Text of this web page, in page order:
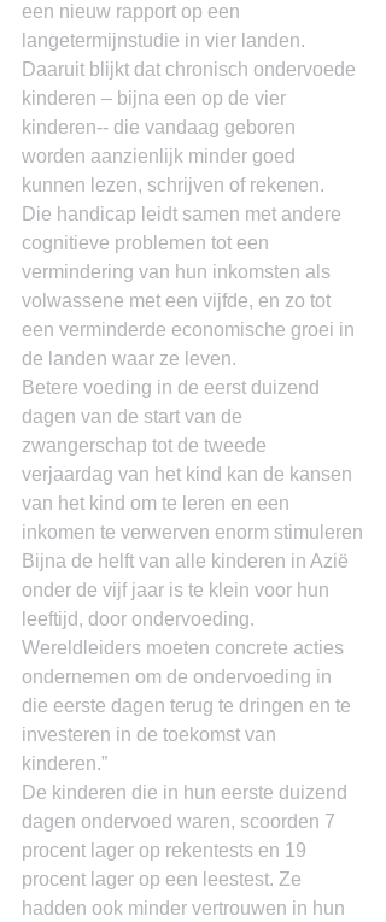
een nieuw rapport op een
langetermijnstudie in vier landen.
Daaruit blijkt dat chronisch ondervoede
kinderen – bijna een op de vier
kinderen-- die vandaag geboren
worden aanzienlijk minder goed
kunnen lezen, schrijven of rekenen.
Die handicap leidt samen met andere
cognitieve problemen tot een
vermindering van hun inkomsten als
volwassene met een vijfde, en zo tot
een verminderde economische groei in
de landen waar ze leven.
Betere voeding in de eerst duizend
dagen van de start van de
zwangerschap tot de tweede
verjaardag van het kind kan de kansen
van het kind om te leren en een
inkomen te verwerven enorm stimuleren
Bijna de helft van alle kinderen in Azië
onder de vijf jaar is te klein voor hun
leeftijd, door ondervoeding.
Wereldleiders moeten concrete acties
ondernemen om de ondervoeding in
die eerste dagen terug te dringen en te
investeren in de toekomst van
kinderen.”
De kinderen die in hun eerste duizend
dagen ondervoed waren, scoorden 7
procent lager op rekentests en 19
procent lager op een leestest. Ze
hadden ook minder vertrouwen in hun